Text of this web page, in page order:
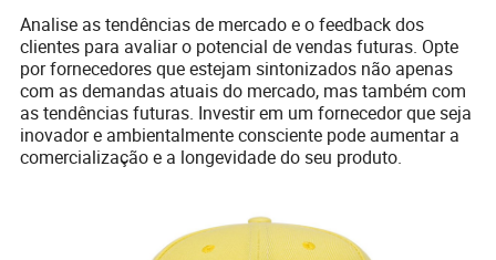
Analise as tendências de mercado e o feedback dos
clientes para avaliar o potencial de vendas futuras. Opte
por fornecedores que estejam sintonizados não apenas
com as demandas atuais do mercado, mas também com
as tendências futuras. Investir em um fornecedor que seja
inovador e ambientalmente consciente pode aumentar a
comercialização e a longevidade do seu produto.